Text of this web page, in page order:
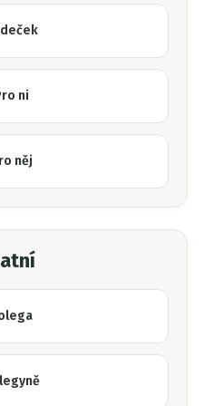
ni
něj